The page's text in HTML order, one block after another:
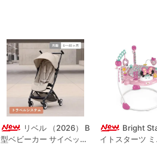
リベル （2026） B
型ベビーカー サイベック
Bright
イトスターツ